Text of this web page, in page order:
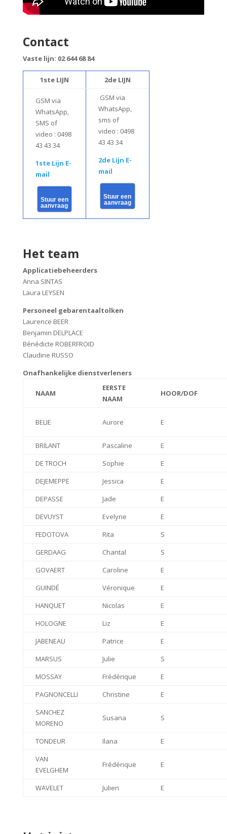
Contact
Vaste lijn: 02 644 68 84
1ste LIJN 2de LIJN
GSM via
WhatsApp,
SMS of
video : 0498
43 43 34
1ste Lijn E-
mail
Stuur een
aanvraag
GSM via
WhatsApp,
sms of
video : 0498
43 43 34
2de Lijn E-
mail
Stuur een
aanvraag
Het team
Applicatiebeheerders
Anna SINTAS
Laura LEYSEN
Personeel gebarentaaltolken
Laurence BEER
Benjamin DELPLACE
Bénédicte ROBERFROID
Claudine RUSSO
Onafhankelijke dienstverleners
NAAM
EERSTE
NAAM
HOOR/DOF
BELIE Aurore E
BRILANT Pascaline
E
DE TROCH
Sophie
E
DEJEMEPPE
Jessica
E
DEPASSE
Jade
E
DEVUYST
Evelyne
E
FEDOTOVA
Rita
S
GERDAAG
Chantal
S
GOVAERT
Caroline
E
GUINDÉ
Véronique
E
HANQUET
Nicolas
E
HOLOGNE
Liz
E
JABENEAU
Patrice
E
MARSUS
Julie
S
MOSSAY
Frédérique
E
PAGNONCELLI
Christine
E
SANCHEZ
MORENO
Susana S
TONDEUR Ilana
E
VAN
EVELGHEM
Frédérique E
WAVELET Julien E